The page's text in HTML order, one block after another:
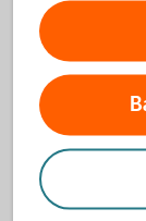
rådgivare och
privatrådgivare
Gruppmail
Privat